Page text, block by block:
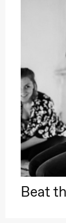
Box
Box
august 2026
Maria Roll
Beat